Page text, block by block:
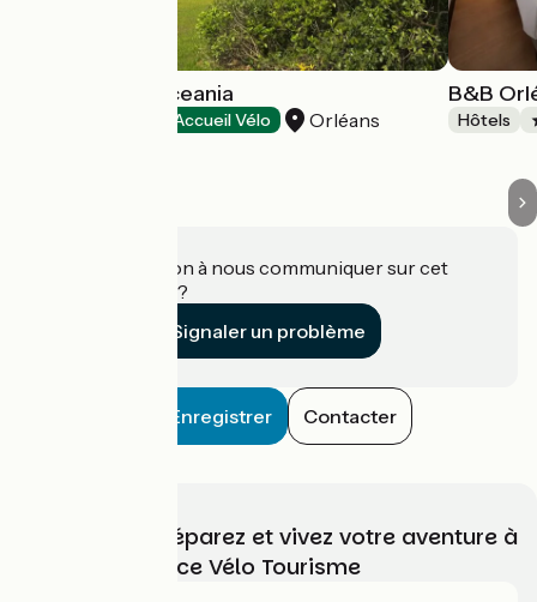
Hôtel Escale Oceania
Accueil Vélo Orléans
B&B
Hôtels
Une information à nous communiquer sur cet
établissement ?
Signaler un problème
Enregistrer Contacter
Choisissez, préparez et vivez votre aventure à
vélo avec France Vélo Tourisme